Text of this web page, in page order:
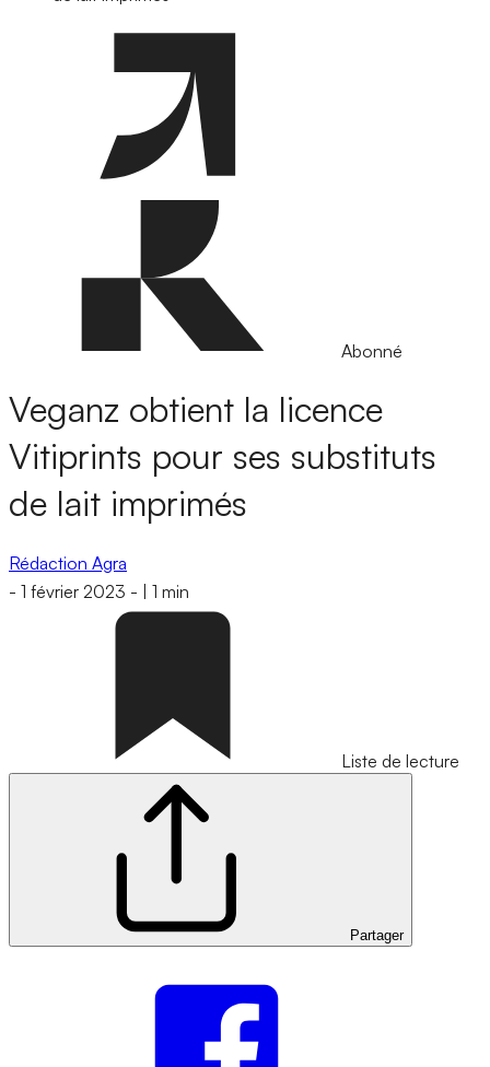
Abonné
Veganz obtient la licence
Vitiprints pour ses substituts
de lait imprimés
Rédaction Agra
- 1 février 2023 - 1 min
Liste de lecture
Partager